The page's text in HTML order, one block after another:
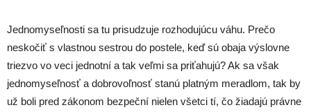
Jednomyseľnosti sa tu prisudzuje rozhodujúcu váhu. Prečo
neskočiť s vlastnou sestrou do postele, keď sú obaja výslovne
triezvo vo veci jednotní a tak veľmi sa priťahujú? Ak sa však
jednomyseľnosť a dobrovoľnosť stanú platným meradlom, tak by
už boli pred zákonom bezpeční nielen všetci tí, čo žiadajú právne